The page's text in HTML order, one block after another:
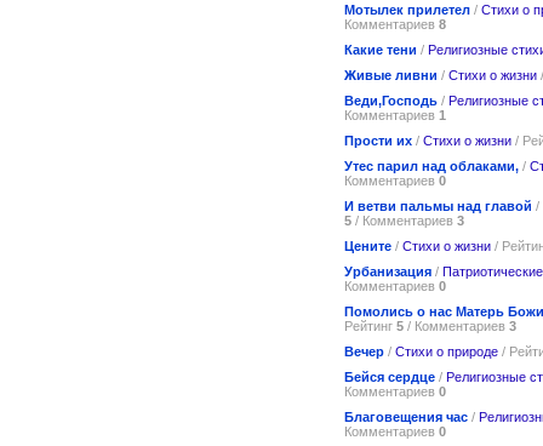
Мотылек прилетел / Стихи о
Комментариев 8
Какие тени / Религиозные
Живые ливни / Стихи о жизни
Веди,Господь / Религиозные
Комментариев 1
Прости их / Стихи о жизни /
Утес парил над облаками, /
Комментариев 0
И ветви пальмы над главой /
5 / Комментариев 3
Цените / Стихи о жизни /
Урбанизация /
Комментариев 0
Помолись о нас Матерь
Рейтинг 5 / Комментариев 3
Вечер / Стихи о природе /
Бейся сердце / Религиозные
Комментариев 0
Благовещения час /
Комментариев 0